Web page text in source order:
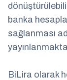
banka
sağlanması
BiLira olarak